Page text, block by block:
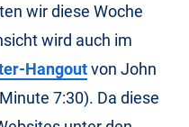
wir diese Woche
wird auch im
Hangoutvon John
7:30). Da diese